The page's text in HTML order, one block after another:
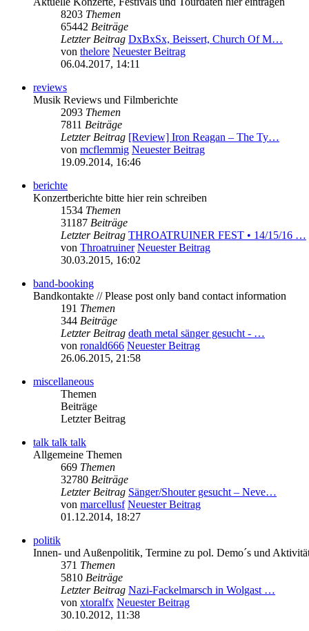
8203 Themen
65442 Beiträge
Letzter Beitrag DxBxSx, Beissert, Church Of M…
von thelore Neuester Beitrag
06.04.2017, 14:11
reviews
Musik Reviews und Filmberichte
2093 Themen
7811 Beiträge
Letzter Beitrag [Review] Iron Reagan – The Ty…
von mcflemmig Neuester Beitrag
19.09.2014, 16:46
berichte
Konzertberichte bitte hier rein schreiben
1534 Themen
31187 Beiträge
Letzter Beitrag THROATRUINER FEST • 14/15/16 …
von Throatruiner Neuester Beitrag
30.03.2015, 16:02
band-booking
Bandkontakte // Please post only band contact information
191 Themen
344 Beiträge
Letzter Beitrag death metal sänger gesucht - …
von ronald666 Neuester Beitrag
26.06.2015, 21:58
miscellaneous
Themen
Beiträge
Letzter Beitrag
talk talk talk
Allgemeine Themen
669 Themen
32780 Beiträge
Letzter Beitrag Sänger/Shouter gesucht – Neve…
von marcellusf Neuester Beitrag
01.12.2014, 18:27
politik
Innen- und Außenpolitik, Termine zu pol. Demo´s und
371 Themen
5810 Beiträge
Letzter Beitrag Nazi-Fackelmarsch in Wolgast …
von xtoralfx Neuester Beitrag
30.10.2012, 11:38